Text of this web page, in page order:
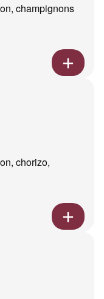
champignons
chorizo,